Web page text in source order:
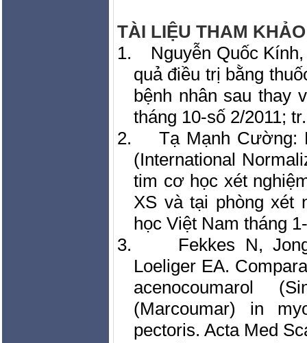
TÀI LIỆU THAM KHẢO
1.
Nguyễn Quốc
quả điều trị bằng
bệnh nhân sau thay
tháng 10-số 2/2011;
2.
Tạ Mạnh Cường:
(International
tim cơ học xét
XS và tại phòng xét
học Việt Nam tháng
3.
Fekkes N,
Loeliger EA.
acenocoumarol
(Marcoumar) in
pectoris. Acta Med